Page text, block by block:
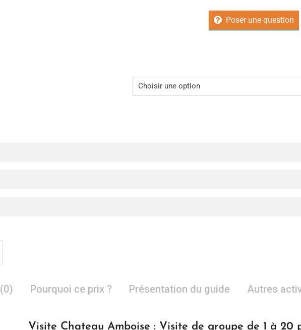
Poser une question
Pourquoi ce prix ? Présentation du guide Autres
Visite Chateau Amboise : Visite de groupe de 1 à 20